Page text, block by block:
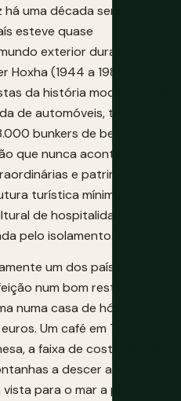
uma década sem perder
esteve quase
exterior durante a
(1944 a 1985), um
da história moderna, que
de automóveis, tornou a
bunkers de betão por
que nunca aconteceu.
e património
turística mínima e uma
de hospitalidade foi,
pelo isolamento.
um dos países mais
num bom restaurante
numa casa de hóspedes
Um café em Tirana
a faixa de costa Jónica
a descer até água
para o mar a partir de